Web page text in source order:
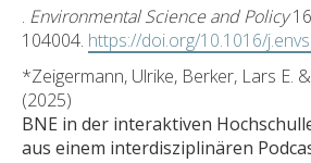
. Environmental Science and Policy
104004. https://doi.org/10.1016/
*Zeigermann, Ulrike, Berker, Lars E.
(2025)
BNE in der interaktiven
aus einem interdisziplinären